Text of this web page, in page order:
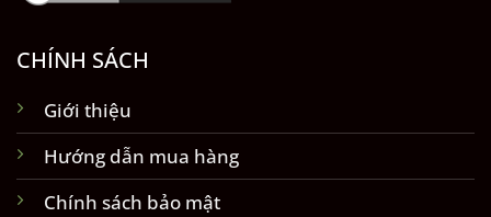
CHÍNH SÁCH
Giới thiệu
Hướng dẫn mua hàng
Chính sách bảo mật